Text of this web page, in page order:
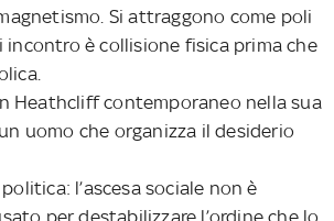
Si attraggono come poli
è collisione fisica prima che
Heathcliff contemporaneo nella sua
uomo che organizza il desiderio
l’ascesa sociale non è
per destabilizzare l’ordine che lo